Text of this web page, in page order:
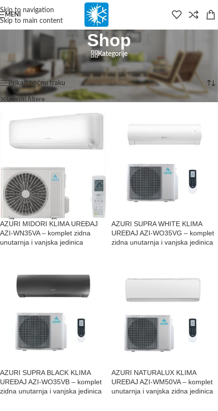
content
Skip to navigation
Skip to main content
MENI
Shop
Kategorije
Početna
Shop Prikazuje se svih 5 rezultata
Prikaži bočnu traku
Očistiti filtere Azuri
AZURI MIDORI KLIMA UREĐAJ
AZI-WN35VA – komplet zidna
unutarnja i vanjska jedinica
AZURI SUPRA WHITE KLIMA
UREĐAJ AZI-WO35VG – komplet
zidna unutarnja i vanjska jedinica
AZURI SUPRA BLACK KLIMA
UREĐAJ AZI-WO35VB – komplet
zidna unutarnja i vanjska jedinica
AZURI NATURALUX KLIMA
UREĐAJ AZI-WM50VA – komplet
unutarnja i vanjska zidna jedinica